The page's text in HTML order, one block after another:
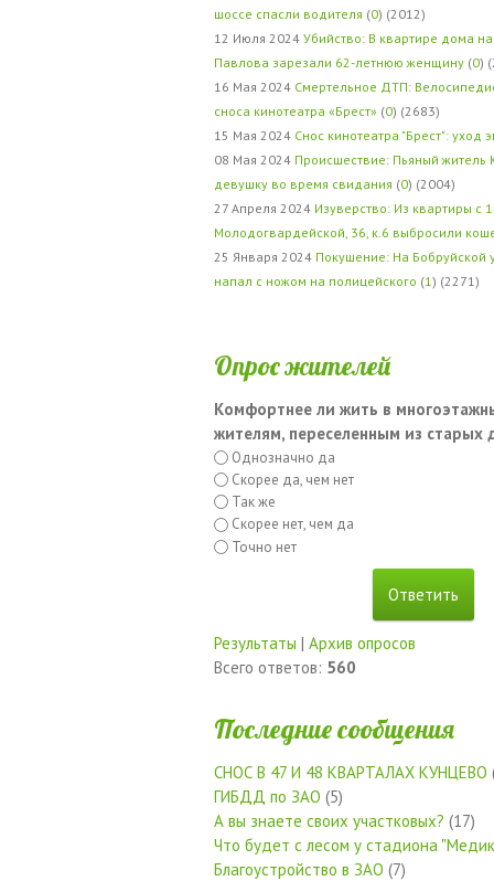
шоссе спасли водителя (0) (2012)
12 Июля 2024 Убийство: В квартире дома
Павлова зарезали 62-летнюю женщину (0)
16 Мая 2024 Смертельное ДТП:
сноса кинотеатра «Брест» (0) (2683)
15 Мая 2024 Снос кинотеатра "Брест": уход
08 Мая 2024 Происшествие: Пьяный житель
девушку во время свидания (0) (2004)
27 Апреля 2024 Изуверство: Из квартиры с
Молодогвардейской, 36, к.6 выбросили
25 Января 2024 Покушение: На Бобруйской
напал с ножом на полицейского (1 ) (2271)
Опрос жителей
Комфортнее ли жить в
жителям, переселенным из старых
Однозначно да
Скорее да, чем нет
Так же
Скорее нет, чем да
Точно нет
Результаты | Архив опросов
Всего ответов: 560
Последние сообщения
СНОС В 47 И 48 КВАРТАЛАХ КУНЦЕВО
ГИБДД по ЗАО (5)
А вы знаете своих участковых? (17)
Что будет с лесом у стадиона
Благоустройство в ЗАО (7)